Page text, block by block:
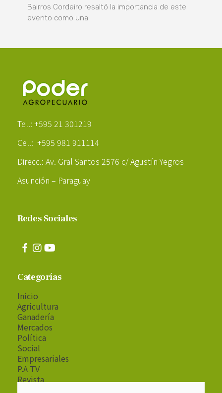
Bairros Cordeiro resaltó la importancia de este
evento como una
Tel.: +595 21 301219
Cel.: +595 981 911114
Direcc.: Av. Gral Santos 2576 c/ Agustín Yegros
Asunción – Paraguay
Redes Sociales
Categorías
Inicio
Agricultura
Ganadería
Mercados
Política
Social
Empresariales
P.A TV
Revista